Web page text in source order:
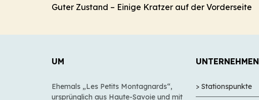
Guter Zustand – Einige Kratzer auf der Vorderseite
UM
Ehemals „Les Petits Montagnards“,
ursprünglich aus Haute-Savoie und mit
UNTERNEHMEN
> Stationspunkte